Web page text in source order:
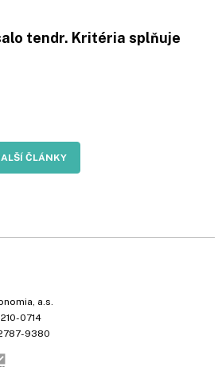
tendr. Kritéria splňuje
ČLÁNKY
a.s.
0714
9380